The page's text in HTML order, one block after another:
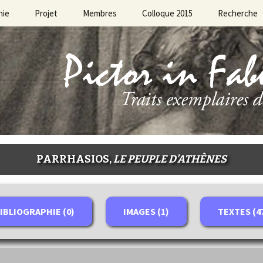
Projet Membres Colloque 2015 Recherche
PARRHASIOS,LE PEUPLE D’ATHÈNES
(0) IMAGES (1) TEXTES